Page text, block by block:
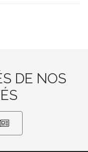
DE NOS